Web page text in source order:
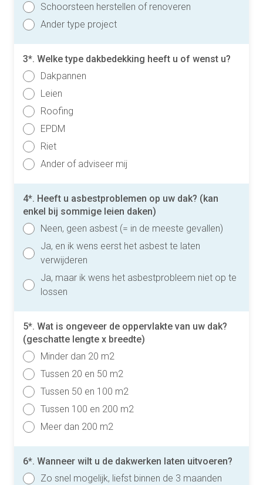
Schoorsteen herstellen of renoveren
Ander type project
3*. Welke type dakbedekking heeft u of wenst u?
Dakpannen
Leien
Roofing
EPDM
Riet
Ander of adviseer mij
4*. Heeft u asbestproblemen op uw dak? (kan
enkel bij sommige leien daken)
Neen, geen asbest (= in de meeste gevallen)
Ja, en ik wens eerst het asbest te laten
verwijderen
Ja, maar ik wens het asbestprobleem niet op te
lossen
5*. Wat is ongeveer de oppervlakte van uw dak?
(geschatte lengte x breedte)
Minder dan 20 m2
Tussen 20 en 50 m2
Tussen 50 en 100 m2
Tussen 100 en 200 m2
Meer dan 200 m2
6*. Wanneer wilt u de dakwerken laten uitvoeren?
Zo snel mogelijk, liefst binnen de 3 maanden